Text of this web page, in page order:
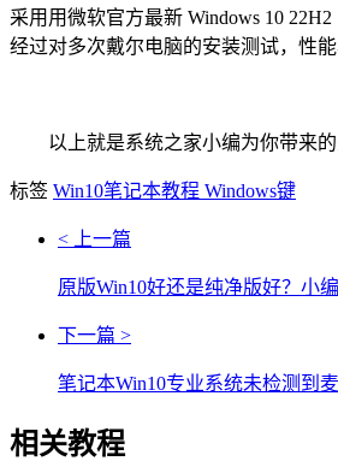
采用用微软官方最新 Windows 10
经过对多次戴尔电脑的安装测试，性
以上就是系统之家小编为你带来的
标签 Win10笔记本教程 Windows键
< 上一篇
原版Win10好还是纯净版好？小
下一篇 >
笔记本Win10专业系统未检测到
相关教程